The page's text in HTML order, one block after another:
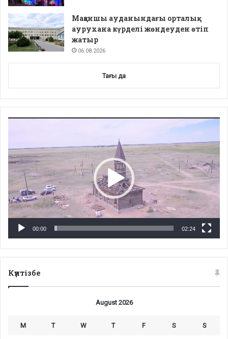
Мақаншы ауданындағы орталық
аурухана күрделі жөндеуден өтіп
жатыр
06.08.2026
Тағы да
00:00 02:24
Күнтізбе
August 2026
M T W T F S S